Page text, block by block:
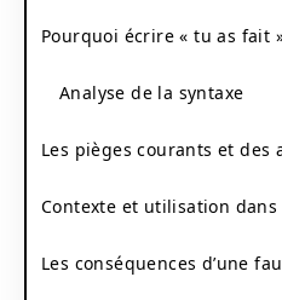
Pourquoi écrire « tu as fait
Analyse de la syntaxe
Les pièges courants et des
Contexte et utilisation
Les conséquences d’une